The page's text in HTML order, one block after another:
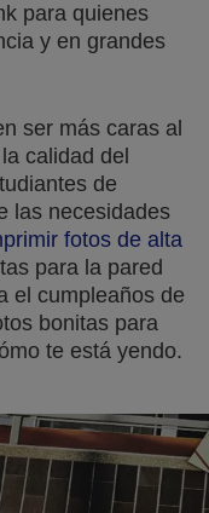
para quienes
y en grandes
ser más caras al
calidad del
de
las necesidades
fotos de alta
para la pared
el cumpleaños de
bonitas para
te está yendo.